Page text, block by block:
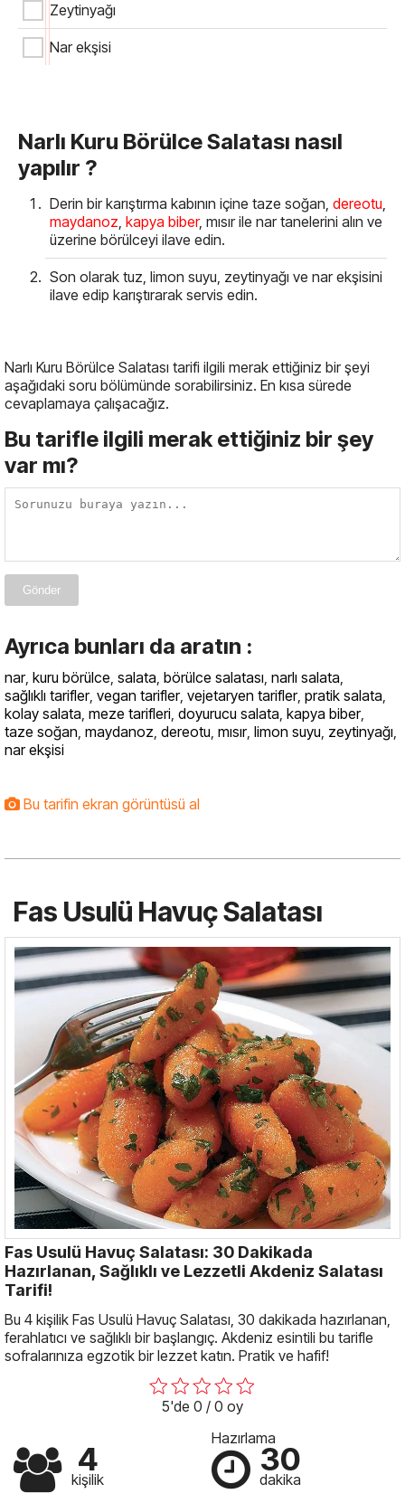
Zeytinyağı
Nar ekşisi
Narlı Kuru Börülce Salatası nasıl
yapılır ?
Derin bir karıştırma kabının içine taze soğan, dereotu,
maydanoz, kapya biber, mısır ile nar tanelerini alın ve
üzerine börülceyi ilave edin.
Son olarak tuz, limon suyu, zeytinyağı ve nar ekşisini
ilave edip karıştırarak servis edin.
Narlı Kuru Börülce Salatası tarifi ilgili merak ettiğiniz bir şeyi
aşağıdaki soru bölümünde sorabilirsiniz. En kısa sürede
cevaplamaya çalışacağız.
Bu tarifle ilgili merak ettiğiniz bir şey
var mı?
Gönder
Ayrıca bunları da aratın :
nar, kuru börülce, salata, börülce salatası, narlı salata,
sağlıklı tarifler, vegan tarifler, vejetaryen tarifler, pratik salata,
kolay salata, meze tarifleri, doyurucu salata, kapya biber,
taze soğan, maydanoz, dereotu, mısır, limon suyu, zeytinyağı,
nar ekşisi
Bu tarifin ekran görüntüsü al
Fas Usulü Havuç Salatası
Fas Usulü Havuç Salatası: 30 Dakikada
Hazırlanan, Sağlıklı ve Lezzetli Akdeniz Salatası
Tarifi!
Bu 4 kişilik Fas Usulü Havuç Salatası, 30 dakikada hazırlanan,
ferahlatıcı ve sağlıklı bir başlangıç. Akdeniz esintili bu tarifle
sofralarınıza egzotik bir lezzet katın. Pratik ve hafif!
5'de 0 / 0 oy
4
kişilik
Hazırlama
30
dakika